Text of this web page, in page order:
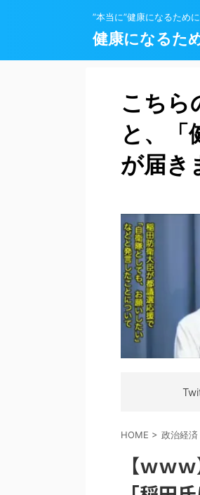
”本当に”健康になるため
健康になるた
こちら
と、「
が届き
HOME > 政治経済
【ｗｗ